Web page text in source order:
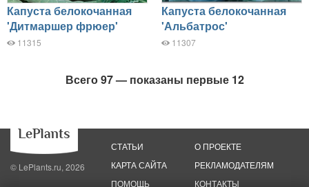
Капуста белокочанная
'Дитмаршер фрюер'
11315
Капуста белокочанная
'Альбатрос'
11307
Всего 97 — показаны первые 12
© LePlants.ru, 2026
СТАТЬИ
КАРТА САЙТА
ПОМОЩЬ
О ПРОЕКТЕ
РЕКЛАМОДАТЕЛЯМ
КОНТАКТЫ